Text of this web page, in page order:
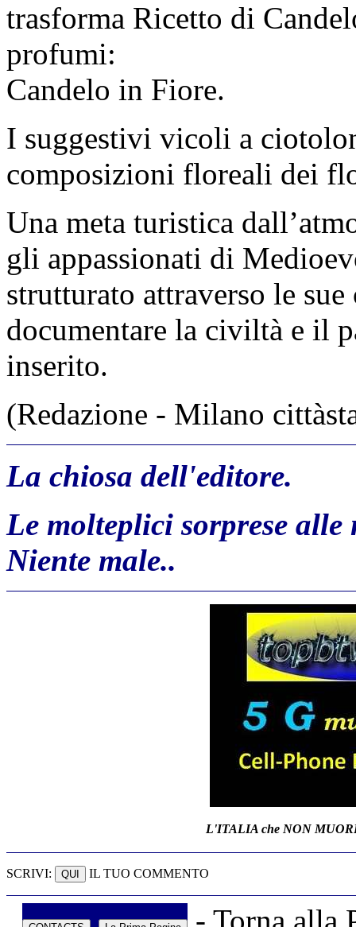
trasforma Ricetto di
profumi:
Candelo in Fiore.
I suggestivi vicoli a
composizioni floreali dei
Una meta turistica
gli appassionati di
strutturato attraverso le sue
documentare la civiltà e il
inserito.
(Redazione - Milano
La chiosa dell'editore.
Le molteplici sorprese alle
Niente male..
L'ITALIA che NON
SCRIVI: IL TUO COMMENTO